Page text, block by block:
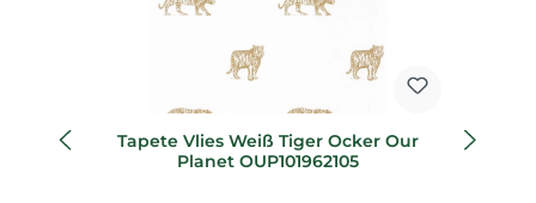
Tapete Vlies Weiß Tiger Ocker Our
Planet OUP101962105